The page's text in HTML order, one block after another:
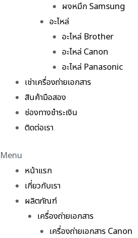
ผงหมึก Samsung
อะไหล่
อะไหล่ Brother
อะไหล่ Canon
อะไหล่ Panasonic
เช่าเครื่องถ่ายเอกสาร
สินค้ามือสอง
ช่องทางชำระเงิน
ติดต่อเรา
Menu
หน้าแรก
เกี่ยวกับเรา
ผลิตภัณฑ์
เครื่องถ่ายเอกสาร
เครื่องถ่ายเอกสาร Canon